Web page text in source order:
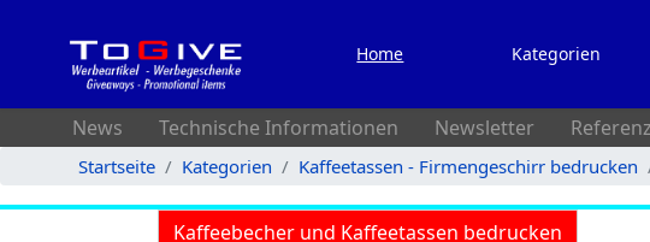
Home Kategorien
News Technische Informationen Newsletter
Startseite Kategorien Kaffeetassen - Firmengeschirr bedrucken
Kaffeebecher und Kaffeetassen bedrucken